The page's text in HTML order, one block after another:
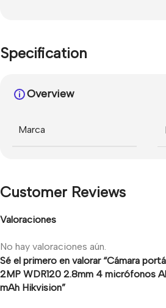
Specification
Overview
Marca
Customer Reviews
Valoraciones
No hay valoraciones aún.
Sé el primero en valorar “Cámara
2MP WDR120 2.8mm 4 micrófonos
mAh Hikvision”